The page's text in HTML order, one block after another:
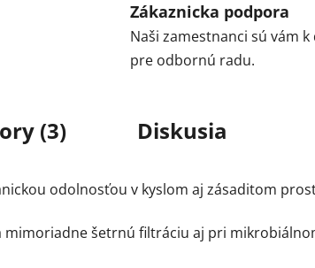
Zákaznicka podpora
Naši zamestnanci sú vám k
pre odbornú radu.
(3) Diskusia
odolnosťou v kyslom aj zásaditom
mimoriadne šetrnú filtráciu aj pri